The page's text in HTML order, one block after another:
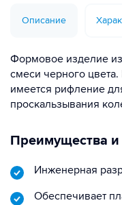
Описание
Формовое изделие
смеси черного
имеется рифление
проскальзывания
Преимущества и
Инженерная
Обеспечивает